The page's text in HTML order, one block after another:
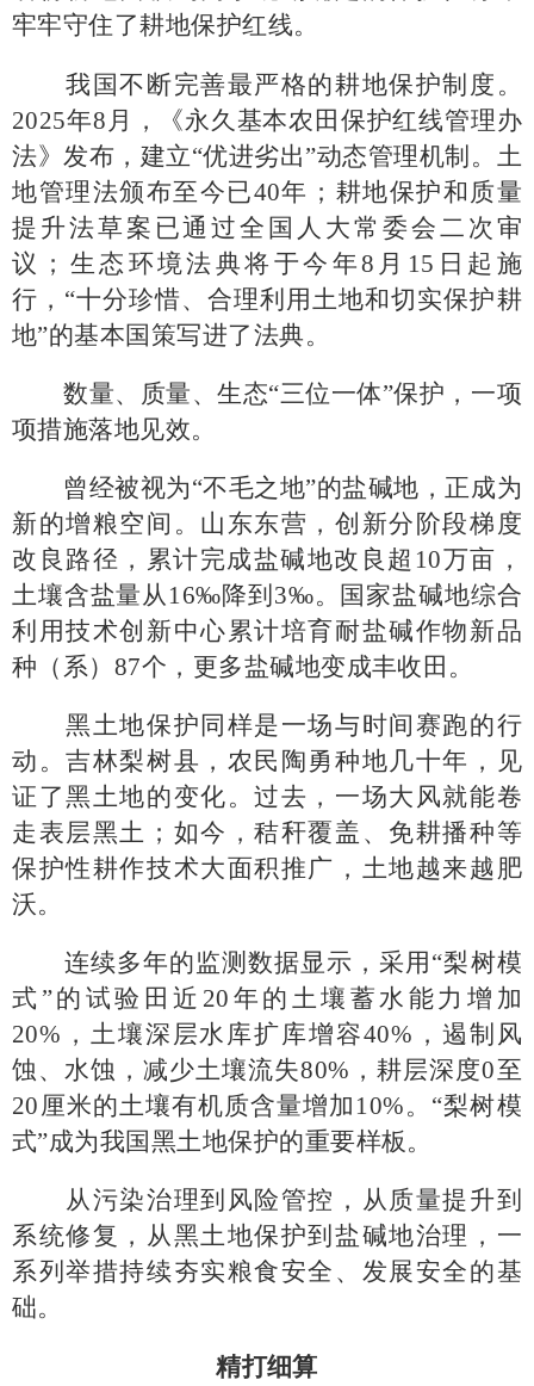
牢牢守住了耕地保护红线。
我国不断完善最严格的耕地保护制度。
2025年8月，《永久基本农田保护红线管理办
法》发布，建立“优进劣出”动态管理机制。土
地管理法颁布至今已40年；耕地保护和质量
提升法草案已通过全国人大常委会二次审
议；生态环境法典将于今年8月15日起施
行，“十分珍惜、合理利用土地和切实保护耕
地”的基本国策写进了法典。
数量、质量、生态“三位一体”保护，一项
项措施落地见效。
曾经被视为“不毛之地”的盐碱地，正成为
新的增粮空间。山东东营，创新分阶段梯度
改良路径，累计完成盐碱地改良超10万亩，
土壤含盐量从16‰降到3‰。国家盐碱地综合
利用技术创新中心累计培育耐盐碱作物新品
种（系）87个，更多盐碱地变成丰收田。
黑土地保护同样是一场与时间赛跑的行
动。吉林梨树县，农民陶勇种地几十年，见
证了黑土地的变化。过去，一场大风就能卷
走表层黑土；如今，秸秆覆盖、免耕播种等
保护性耕作技术大面积推广，土地越来越肥
沃。
连续多年的监测数据显示，采用 “梨树模
式”的试验田近20年的土壤蓄水能力增加
20%，土壤深层水库扩库增容40%，遏制风
蚀、水蚀，减少土壤流失80%，耕层深度0至
20厘米的土壤有机质含量增加10%。“梨树模
式”成为我国黑土地保护的重要样板。
从污染治理到风险管控，从质量提升到
系统修复，从黑土地保护到盐碱地治理，一
系列举措持续夯实粮食安全、发展安全的基
础。
精打细算